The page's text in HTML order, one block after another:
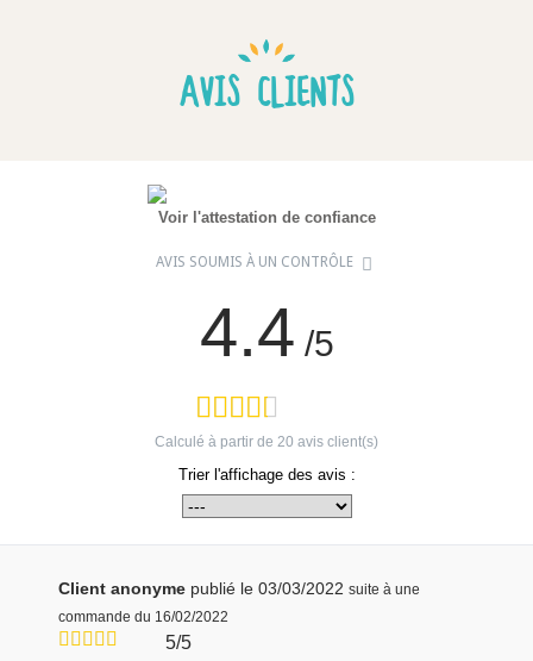
AVIS CLIENTS
Voir l'attestation de confiance
AVIS SOUMIS À UN CONTRÔLE
4.4 /5
Calculé à partir de 20 avis client(s)
Trier l'affichage des avis :
Client anonyme publié le 03/03/2022 suite à une
commande du 16/02/2022
5/5